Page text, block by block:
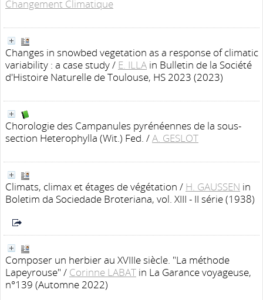
Changement Climatique
Changes in snowbed vegetation as a response of climatic
variability : a case study/ E. ILLA in Bulletin de la Société
d'Histoire Naturelle de Toulouse, HS 2023 (2023)
Chorologie des Campanules pyrénéennes de la sous-
section Heterophylla (Wit.) Fed. /A. GESLOT
Climats, climax et étages de végétation / H. GAUSSEN in
Boletim da Sociedade Broteriana, vol. XIII - II série (1938)
Composer un herbier au XVIIIe siècle. "La méthode
Lapeyrouse" / Corinne LABAT in La Garance voyageuse,
n°139 (Automne 2022)